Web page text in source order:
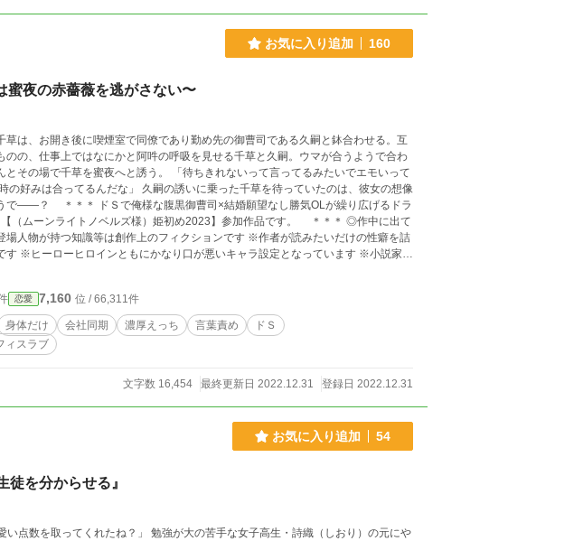
お気に入り追加 160
蜜夜の赤薔薇を逃がさない〜
草は、お開き後に喫煙室で同僚であり勤め先の御曹司である久嗣と鉢合わせる。互
のの、仕事上ではなにかと阿吽の呼吸を見せる千草と久嗣。ウマが合うようで合わ
と誘う。 「待ちきれないって言ってるみたいでエモいって
の誘いに乗った千草を待っていたのは、彼女の想像
勝気OLが繰り広げるドラ
知識等は創作上のフィクションです ※作者が読みたいだけの性癖を詰
す ※ヒーローヒロインともにかなり口が悪いキャラ設定となっています ※小説家に
り火」を加筆修正し、Ｒシーンを加えています Illustrator：雪代ゆゆ先生
恋愛 7,160 位 / 66,311件
身体だけ 会社同期 濃厚えっち 言葉責め
ドＳ
ィスラブ
文字数 16,454 最終更新日 2022.12.31 登録日 2022.12.31
お気に入り追加 54
徒を分からせる』
大の苦手な女子高生・詩織（しおり）の元にや